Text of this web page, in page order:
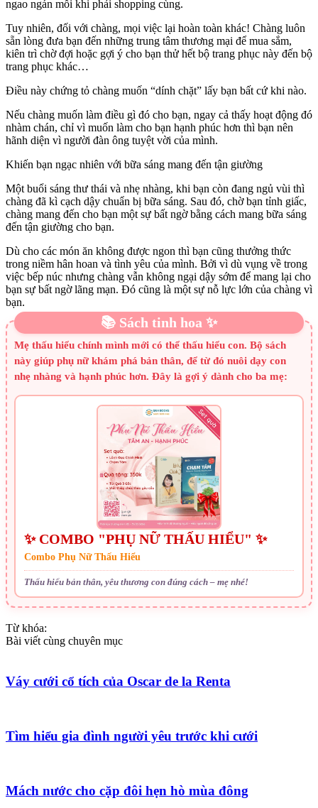
ngao ngán mỗi khi phải shopping cùng.
Tuy nhiên, đối với chàng, mọi việc lại hoàn toàn khác! Chàng luôn
sẵn lòng đưa bạn đến những trung tâm thương mại để mua sắm,
kiên trì chờ đợi hoặc gợi ý cho bạn thử hết bộ trang phục này đến bộ
trang phục khác…
Điều này chứng tỏ chàng muốn “dính chặt” lấy bạn bất cứ khi nào.
Nếu chàng muốn làm điều gì đó cho bạn, ngay cả thấy hoạt động đó
nhàm chán, chỉ vì muốn làm cho bạn hạnh phúc hơn thì bạn nên
hãnh diện vì người đàn ông tuyệt vời của mình.
Khiến bạn ngạc nhiên với bữa sáng mang đến tận giường
Một buổi sáng thư thái và nhẹ nhàng, khi bạn còn đang ngủ vùi thì
chàng đã kì cạch dậy chuẩn bị bữa sáng. Sau đó, chờ bạn tỉnh giấc,
chàng mang đến cho bạn một sự bất ngờ bằng cách mang bữa sáng
đến tận giường cho bạn.
Dù cho các món ăn không được ngon thì bạn cũng thưởng thức
trong niềm hân hoan và tình yêu của mình. Bởi vì dù vụng về trong
việc bếp núc nhưng chàng vẫn không ngại dậy sớm để mang lại cho
bạn sự bất ngờ lãng mạn. Đó cũng là một sự nỗ lực lớn của chàng vì
bạn.
📚 Sách tinh hoa ✨
Mẹ thấu hiểu chính mình mới có thể thấu hiểu con. Bộ sách
này giúp phụ nữ khám phá bản thân, để từ đó nuôi dạy con
nhẹ nhàng và hạnh phúc hơn. Đây là gợi ý dành cho ba mẹ:
✨ COMBO "PHỤ NỮ THẤU HIỂU" ✨
Combo Phụ Nữ Thấu Hiểu
Thấu hiểu bản thân, yêu thương con đúng cách – mẹ nhé!
Từ khóa:
Bài viết cùng chuyên mục
Váy cưới cổ tích của Oscar de la Renta
Tìm hiểu gia đình người yêu trước khi cưới
Mách nước cho cặp đôi hẹn hò mùa đông